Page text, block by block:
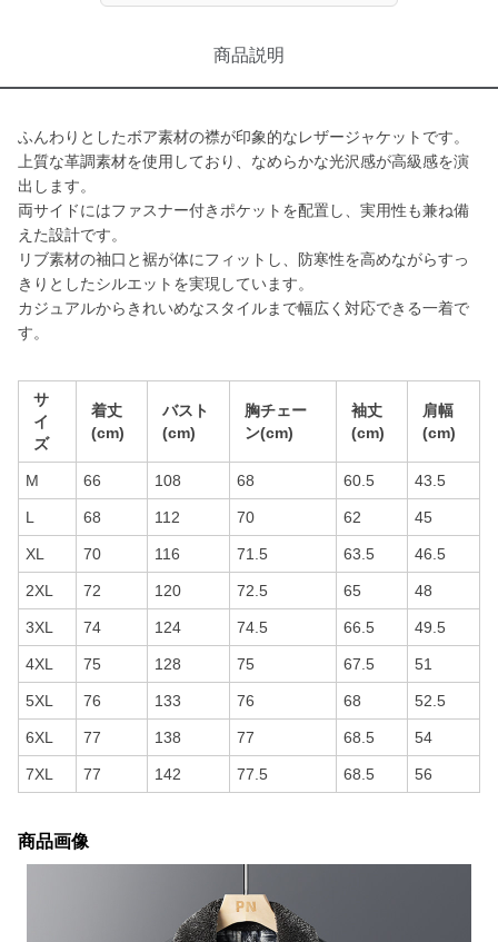
商品説明
ふんわりとしたボア素材の襟が印象的なレザージャケットです。
上質な革調素材を使用しており、なめらかな光沢感が高級感を演
出します。
両サイドにはファスナー付きポケットを配置し、実用性も兼ね備
えた設計です。
リブ素材の袖口と裾が体にフィットし、防寒性を高めながらすっ
きりとしたシルエットを実現しています。
カジュアルからきれいめなスタイルまで幅広く対応できる一着で
す。
サ
イ
ズ
着丈
(cm)
バスト
(cm)
胸チェー
ン(cm)
袖丈
(cm)
肩幅
(cm)
M 66 108 68 60.5 43.5
L 68 112 70 62 45
XL 70 116 71.5 63.5 46.5
2XL 72 120 72.5 65 48
3XL 74 124 74.5 66.5 49.5
4XL 75 128 75 67.5 51
5XL 76 133 76 68 52.5
6XL 77 138 77 68.5 54
7XL 77 142 77.5 68.5 56
商品画像